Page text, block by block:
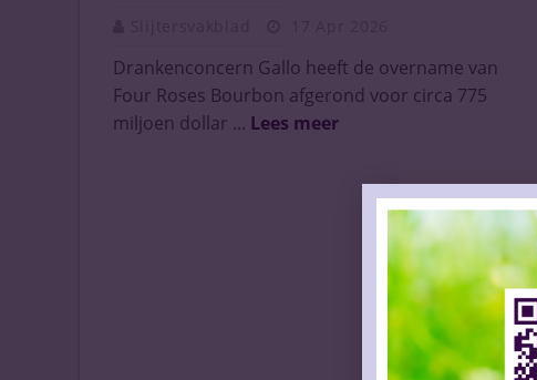
Drankenconcern Gallo heeft de overname van
Four Roses Bourbon afgerond voor circa 775
miljoen dollar ... Lees meer